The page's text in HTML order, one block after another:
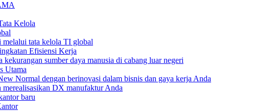
Kelola
melalui tata kelola TI global
Efisiensi Kerja
kekurangan sumber daya manusia di cabang luar negeri
Utama
Normal dengan berinovasi dalam bisnis dan gaya kerja Anda
merealisasikan DX manufaktur Anda
baru